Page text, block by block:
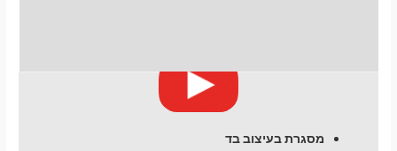
מסגרת בעיצוב בד
תשלום